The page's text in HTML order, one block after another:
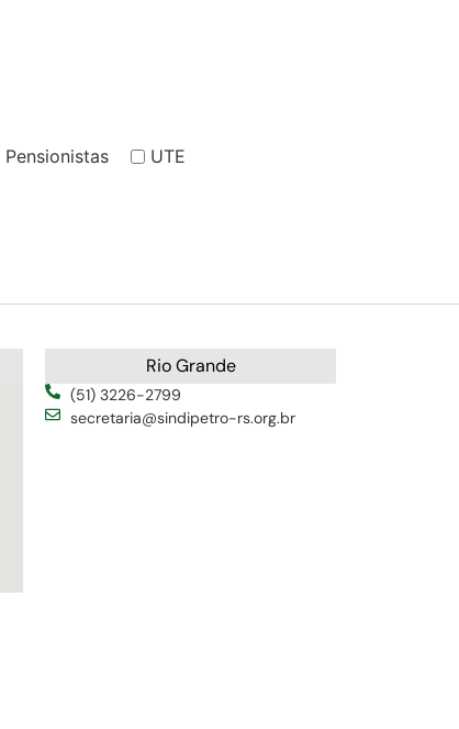
Pensionistas
UTE
Rio Grande
(51) 3226-2799
secretaria@sindipetro-rs.org.br